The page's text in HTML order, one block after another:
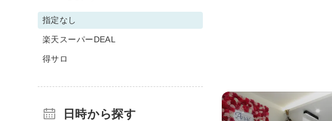
指定なし
楽天スーパーDEAL
得サロ
日時から探す